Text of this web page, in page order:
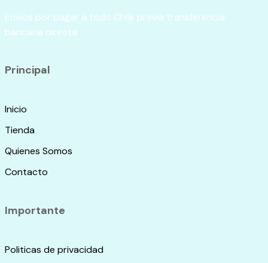
elegir
Envios por pagar a todo Chile previa transferencia
bancaria directa
Principal
Inicio
Tienda
Quienes Somos
Contacto
Importante
Politicas de privacidad